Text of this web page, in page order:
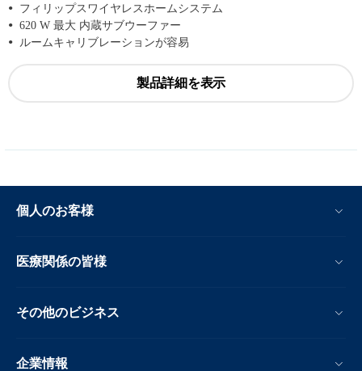
フィリップスワイヤレスホームシステム
620 W 最大 内蔵サブウーファー
ルームキャリブレーションが容易
製品詳細を表示
個人のお客様
医療関係の皆様
その他のビジネス
企業情報